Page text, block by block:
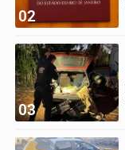
02
03